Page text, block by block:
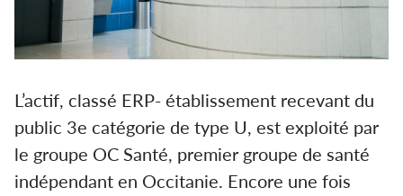
L’actif, classé ERP- établissement recevant du
public 3e catégorie de type U, est exploité par
le groupe OC Santé, premier groupe de santé
indépendant en Occitanie. Encore une fois